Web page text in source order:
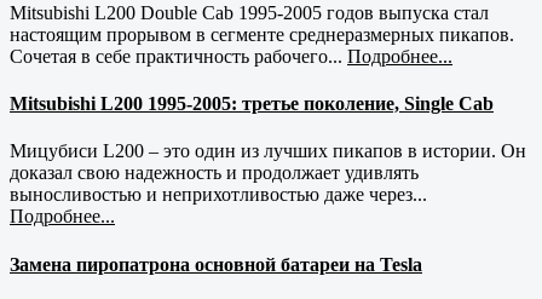
Mitsubishi L200 Double Cab 1995-2005 годов выпуска стал
настоящим прорывом в сегменте среднеразмерных пикапов.
Сочетая в себе практичность рабочего... Подробнее...
Mitsubishi L200 1995-2005: третье поколение, Single Cab
Мицубиси L200 – это один из лучших пикапов в истории. Он
доказал свою надежность и продолжает удивлять
выносливостью и неприхотливостью даже через...
Подробнее...
Замена пиропатрона основной батареи на Tesla